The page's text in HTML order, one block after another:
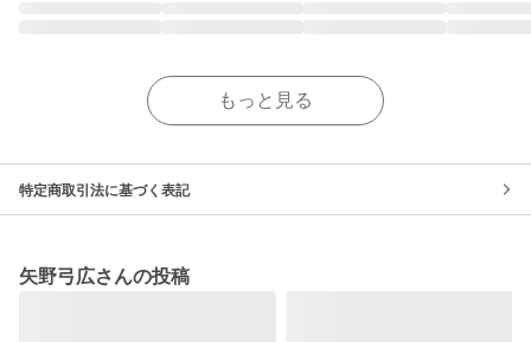
もっと見る
特定商取引法に基づく表記
矢野弓広さんの投稿